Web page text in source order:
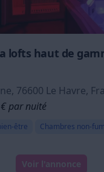
lofts haut de
76600 Le Havre,
par nuité
être
Chambres non-
Voir l'annonce